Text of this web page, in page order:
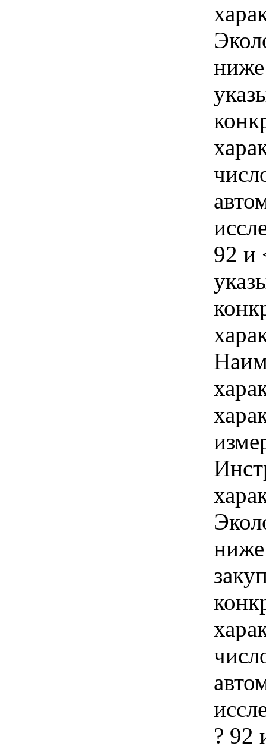
92 и
? 92